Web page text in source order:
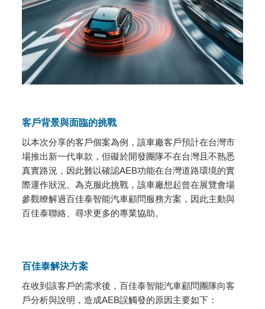
客戶背景與面臨的挑戰
以本次分享的客戶個案為例，該車廠客戶預計在台灣市
場推出新一代車款，但礙於開發團隊不在台灣且不熟悉
真實路況，因此難以確認AEB功能在台灣道路環境的實
際運作狀況。為克服此挑戰，該車廠想起曾在展覽會場
參觀瞭解過百佳泰智能汽車顧問服務方案，因此主動與
百佳泰聯絡、尋求更多的專業協助。
百佳泰解決方案
在收到該客戶的需求後，百佳泰智能汽車顧問團隊向客
戶分析與說明，造成AEB誤觸發的原因主要如下：